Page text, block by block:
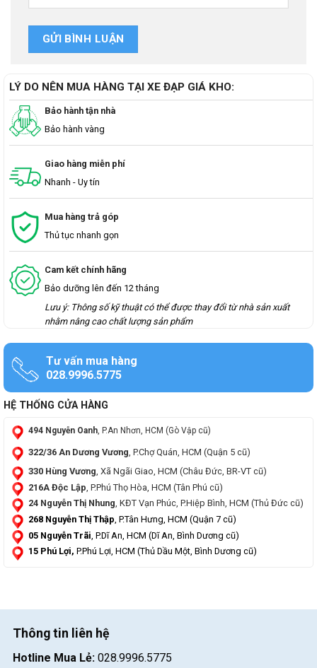
LÝ DO NÊN MUA HÀNG TẠI XE ĐẠP GIÁ KHO:
Bảo hành tận nhà
Bảo hành vàng
Giao hàng miễn phí
Nhanh - Uy tín
Mua hàng trả góp
Thủ tục nhanh gọn
Cam kết chính hãng
Bảo dưỡng lên đến 12 tháng
Lưu ý: Thông số kỹ thuật có thể được thay đổi từ nhà sản xuất
nhằm nâng cao chất lượng sản phẩm
Tư vấn mua hàng
028.9996.5775
HỆ THỐNG CỬA HÀNG
494 Nguyễn Oanh , P.An Nhơn, HCM (Gò Vập cũ)
322/36 An Dương Vương , P.Chợ Quán, HCM (Quận 5 cũ)
330 Hùng Vương, Xã Ngãi Giao, HCM (Châu Đức, BR-VT cũ)
216A Độc Lập , P.Phú Thọ Hòa, HCM (Tân Phú cũ)
24 Nguyễn Thị Nhung, KĐT Vạn Phúc, P.Hiệp Bình, HCM (Thủ Đức cũ)
268 Nguyễn Thị Thập , P.Tân Hưng, HCM (Quận 7 cũ)
05 Nguyễn Trãi , P.Dĩ An, HCM (Dĩ An, Bình Dương cũ)
15 Phú Lợi, P.Phú Lợi, HCM (Thủ Dầu Một, Bình Dương cũ)
Thông tin liên hệ
Hotline Mua Lẻ: 028.9996.5775